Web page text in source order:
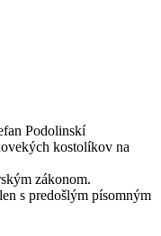
Podolinskí
kostolíkov na
zákonom.
s predošlým písomným